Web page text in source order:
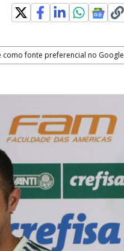
como fonte preferencial no Google